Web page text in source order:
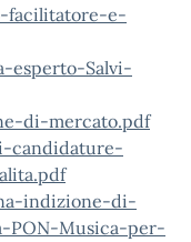
facilitatore-e-
esperto-Salvi-
di-mercato.pdf
candidature-
indizione-di-
PON-Musica-per-